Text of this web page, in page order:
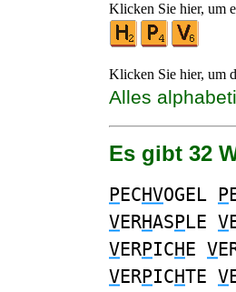
Klicken Sie hier, um
Klicken Sie hier, um
Alles
Es gibt 32
PECHVOGEL P
VERHASPLE V
VERPICHE V
VERPICHTE V